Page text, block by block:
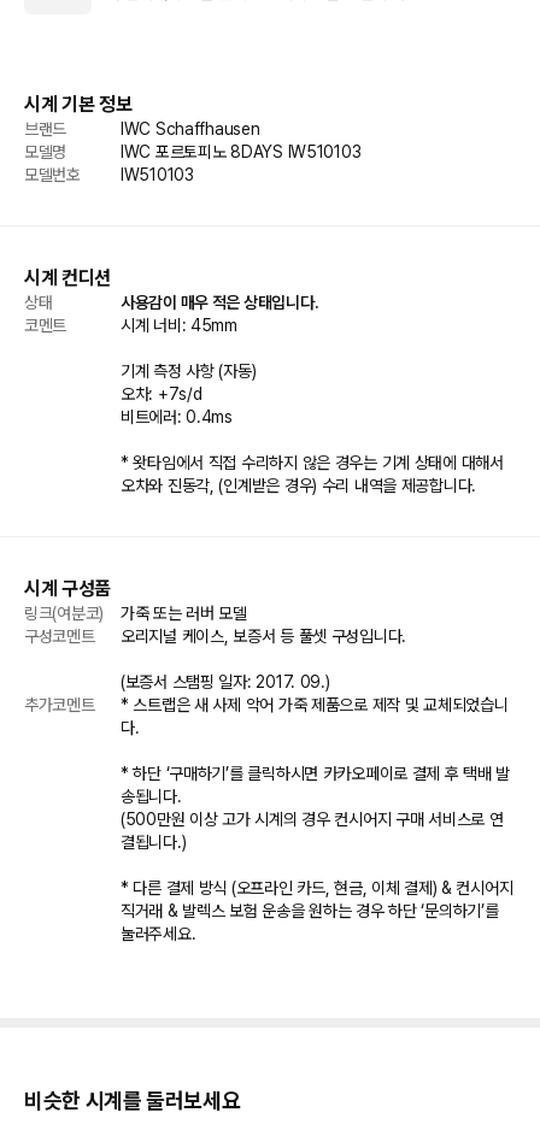
시계 기본 정보
브랜드
IWC Schaffhausen
모델명
IWC 포르토피노 8DAYS IW510103
모델번호
IW510103
시계 컨디션
상태
사용감이 매우 적은 상태입니다.
코멘트
시계 너비: 45mm
기계 측정 사항 (자동)
오차: +7s/d
비트에러: 0.4ms
* 왓타임에서 직접 수리하지 않은 경우는 기계 상태에 대해서
오차와 진동각, (인계받은 경우) 수리 내역을 제공합니다.
시계 구성품
링크(여분코)
가죽 또는 러버 모델
구성코멘트
오리지널 케이스, 보증서 등 풀셋 구성입니다.
(보증서 스탬핑 일자: 2017. 09.)
추가코멘트
* 스트랩은 새 사제 악어 가죽 제품으로 제작 및 교체되었습니
다.
* 하단 ‘구매하기’를 클릭하시면 카카오페이로 결제 후 택배 발
송됩니다.
(500만원 이상 고가 시계의 경우 컨시어지 구매 서비스로 연
결됩니다.)
* 다른 결제 방식 (오프라인 카드, 현금, 이체 결제) & 컨시어지
직거래 & 발렉스 보험 운송을 원하는 경우 하단 ‘문의하기’를
눌러주세요.
비슷한 시계를 둘러보세요